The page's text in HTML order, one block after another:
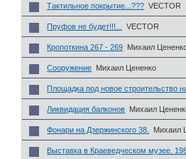
Тактильное покрытие...??? VECTOR
Пруфов не будет!!!... VECTOR
Кропоткина 267 - 269 Михаил
Сооружение Михаил Цененко
Площадка под новое строительство
Ликвидация балконов Михаил
Фонари на Дзержинского 38. Михаил
Выставка в Краеведческом музее.